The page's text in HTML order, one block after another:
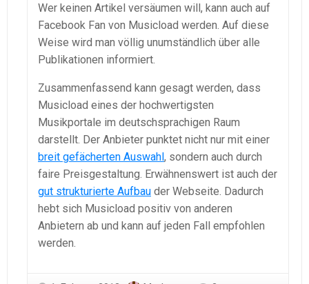
Wer keinen Artikel versäumen will, kann auch auf
Facebook Fan von Musicload werden. Auf diese
Weise wird man völlig unumständlich über alle
Publikationen informiert.
Zusammenfassend kann gesagt werden, dass
Musicload eines der hochwertigsten
Musikportale im deutschsprachigen Raum
darstellt. Der Anbieter punktet nicht nur mit einer
breit gefächerten Auswahl, sondern auch durch
faire Preisgestaltung. Erwähnenswert ist auch der
gut strukturierte Aufbau der Webseite. Dadurch
hebt sich Musicload positiv von anderen
Anbietern ab und kann auf jeden Fall empfohlen
werden.